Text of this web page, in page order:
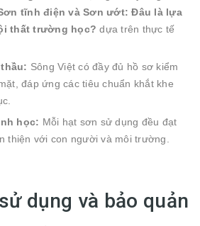
tĩnh điện và Sơn ướt: Đâu là lựa
thất trường học? dựa trên thực tế
Sông Việt có đầy đủ hồ sơ kiểm
đáp ứng các tiêu chuẩn khắt khe
học: Mỗi hạt sơn sử dụng đều đạt
thiện với con người và môi trường.
dụng và bảo quản